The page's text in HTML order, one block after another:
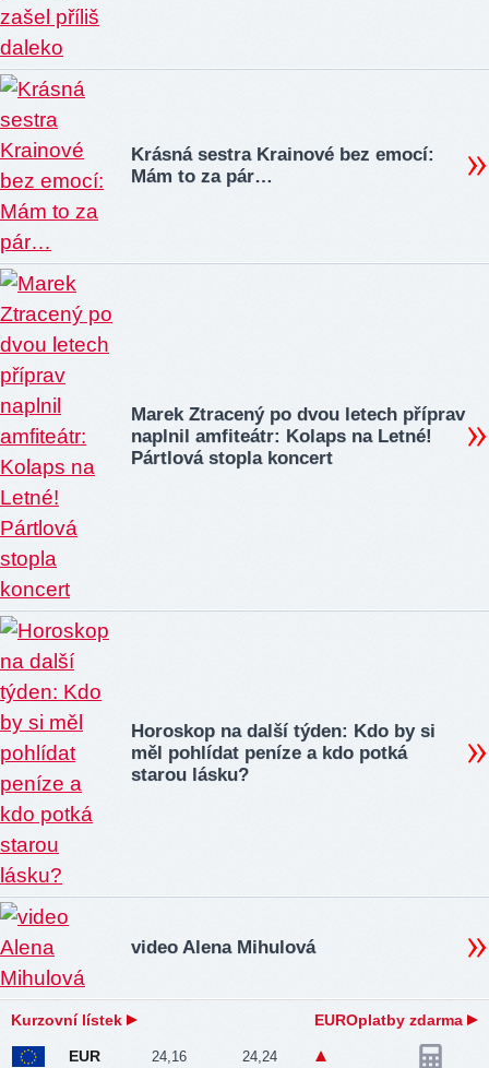
Krásná sestra Krainové bez emocí:
Mám to za pár…
Marek Ztracený po dvou letech příprav
naplnil amfiteátr: Kolaps na Letné!
Pártlová stopla koncert
Horoskop na další týden: Kdo by si
měl pohlídat peníze a kdo potká
starou lásku?
video Alena Mihulová
Kurzovní lístek EUROplatby zdarma
EUR 24,16 24,24